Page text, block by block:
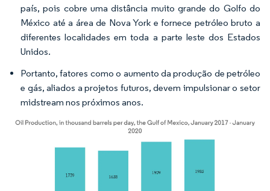
país, pois cobre uma distância muito grande do Golfo do
México até a área de Nova York e fornece petróleo bruto a
diferentes localidades em toda a parte leste dos Estados
Unidos.
Portanto, fatores como o aumento da produção de petróleo
e gás, aliados a projetos futuros, devem impulsionar o setor
midstream nos próximos anos.